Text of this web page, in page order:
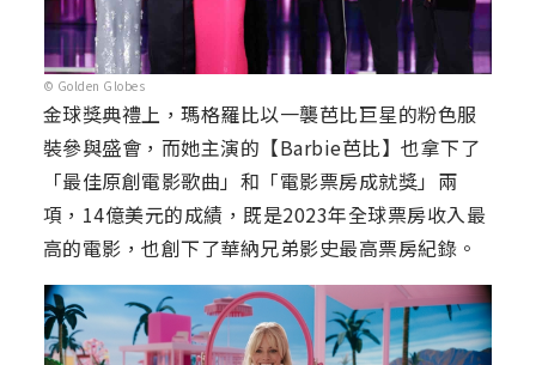
© Golden Globes
金球獎典禮上，瑪格羅比以一襲芭比巨星的粉色服
裝參與盛會，而她主演的【Barbie芭比】也拿下了
「最佳原創電影歌曲」和「電影票房成就獎」兩
項，14億美元的成績，既是2023年全球票房收入最
高的電影，也創下了華納兄弟影史最高票房紀錄。